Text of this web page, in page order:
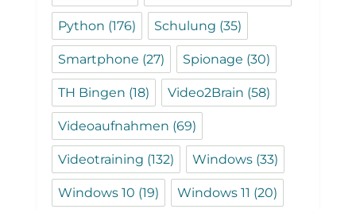
Python (176) Schulung (35)
Smartphone (27) Spionage (30)
TH Bingen (18) Video2Brain (58)
Videoaufnahmen (69)
Videotraining (132) Windows (33)
Windows 10 (19) Windows 11 (20)